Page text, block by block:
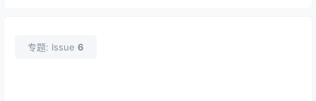
专题: Issue 6